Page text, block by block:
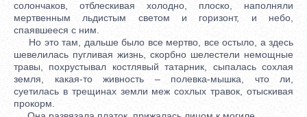
солончаков, отблескивая холодно, плоско, наполняли
мертвенным льдистым светом и горизонт, и небо,
спаявшееся с ним.
Но это там, дальше было все мертво, все остыло, а здесь
шевелилась пугливая жизнь, скорбно шелестели немощные
травы, похрустывал костлявый татарник, сыпалась сохлая
земля, какая-то живность – полевка-мышка, что ли,
суетилась в трещинах земли меж сохлых травок, отыскивая
прокорм.